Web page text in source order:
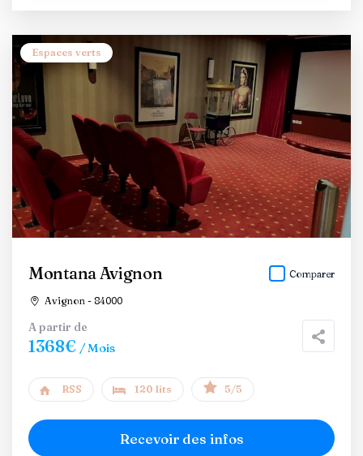
Espaces verts
Montana Avignon
Avignon - 84000
Comparer
A partir de
1368€ / Mois
RSS 120 lits 5/5
Recevoir des infos